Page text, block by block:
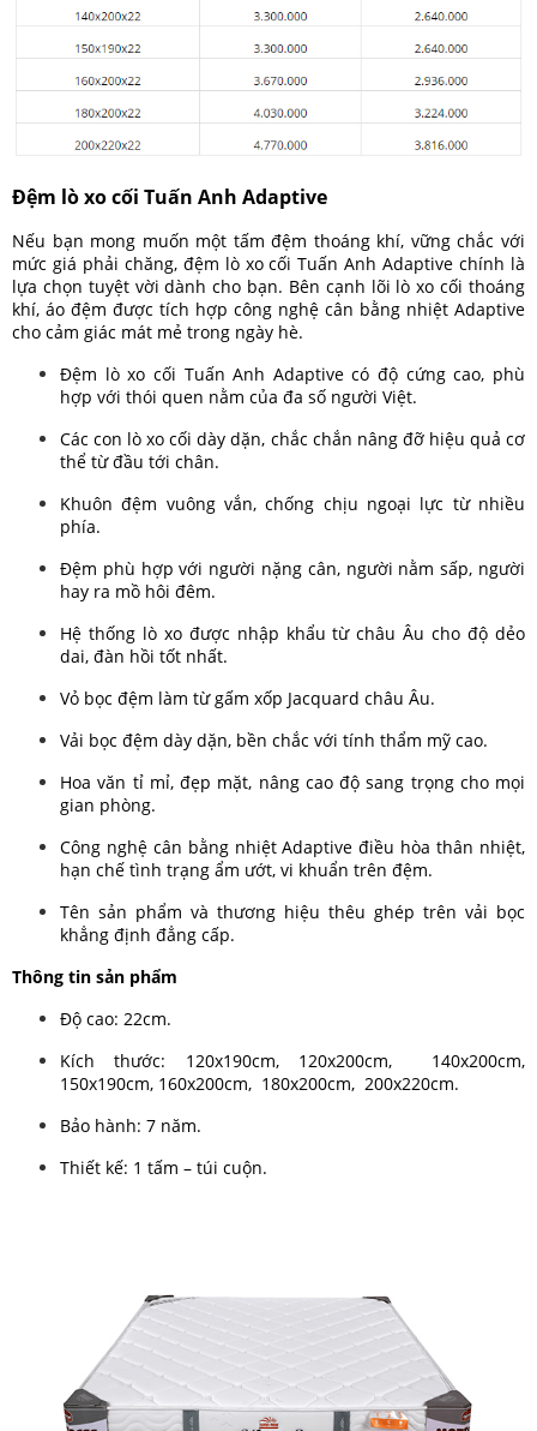
Đệm lò xo cối Tuấn Anh Adaptive
Nếu bạn mong muốn một tấm đệm thoáng khí, vững chắc với
mức giá phải chăng, đệm lò xo cối Tuấn Anh Adaptive chính là
lựa chọn tuyệt vời dành cho bạn. Bên cạnh lõi lò xo cối thoáng
khí, áo đệm được tích hợp công nghệ cân bằng nhiệt Adaptive
cho cảm giác mát mẻ trong ngày hè.
Đệm lò xo cối Tuấn Anh Adaptive có độ cứng cao, phù
hợp với thói quen nằm của đa số người Việt.
Các con lò xo cối dày dặn, chắc chắn nâng đỡ hiệu quả cơ
thể từ đầu tới chân.
Khuôn đệm vuông vắn, chống chịu ngoại lực từ nhiều
phía.
Đệm phù hợp với người nặng cân, người nằm sấp, người
hay ra mồ hôi đêm.
Hệ thống lò xo được nhập khẩu từ châu Âu cho độ dẻo
dai, đàn hồi tốt nhất.
Vỏ bọc đệm làm từ gấm xốp Jacquard châu Âu.
Vải bọc đệm dày dặn, bền chắc với tính thẩm mỹ cao.
Hoa văn tỉ mỉ, đẹp mặt, nâng cao độ sang trọng cho mọi
gian phòng.
Công nghệ cân bằng nhiệt Adaptive điều hòa thân nhiệt,
hạn chế tình trạng ẩm ướt, vi khuẩn trên đệm.
Tên sản phẩm và thương hiệu thêu ghép trên vải bọc
khẳng định đẳng cấp.
Thông tin sản phẩm
Độ cao: 22cm.
Kích thước: 120x190cm, 120x200cm, 140x200cm,
150x190cm, 160x200cm, 180x200cm, 200x220cm.
Bảo hành: 7 năm.
Thiết kế: 1 tấm – túi cuộn.